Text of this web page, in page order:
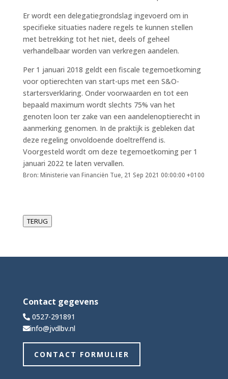
Er wordt een delegatiegrondslag ingevoerd om in
specifieke situaties nadere regels te kunnen stellen
met betrekking tot het niet, deels of geheel
verhandelbaar worden van verkregen aandelen.
Per 1 januari 2018 geldt een fiscale tegemoetkoming
voor optierechten van start-ups met een S&O-
startersverklaring. Onder voorwaarden en tot een
bepaald maximum wordt slechts 75% van het
genoten loon ter zake van een aandelenoptierecht in
aanmerking genomen. In de praktijk is gebleken dat
deze regeling onvoldoende doeltreffend is.
Voorgesteld wordt om deze tegemoetkoming per 1
januari 2022 te laten vervallen.
Bron: Ministerie van Financiën Tue, 21 Sep 2021 00:00:00 +0100
TERUG
Contact gegevens
0527-291891
info@jvdlbv.nl
CONTACT FORMULIER